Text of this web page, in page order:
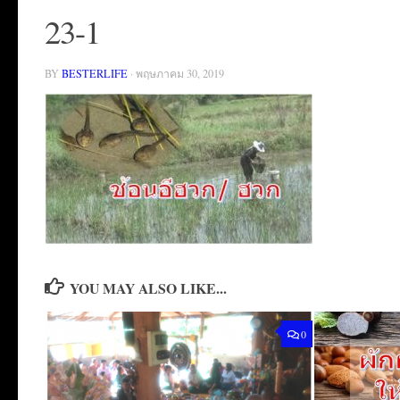
23-1
BY BESTERLIFE · พฤษภาคม 30, 2019
YOU MAY ALSO LIKE...
0